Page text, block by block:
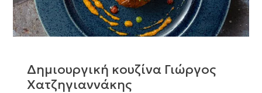
Δημιουργική κουζίνα Γιώργος
Χατζηγιαννάκης